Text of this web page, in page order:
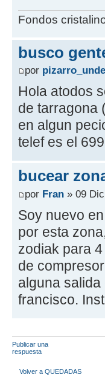
Fondos
busco
por
Hola atodos
de tarragona
en algun
telef es el
bucear
por Fran » 09
Soy nuevo
por esta
zodiak para
de
alguna
francisco.
Publicar una
respuesta
Volver a QUEDADAS